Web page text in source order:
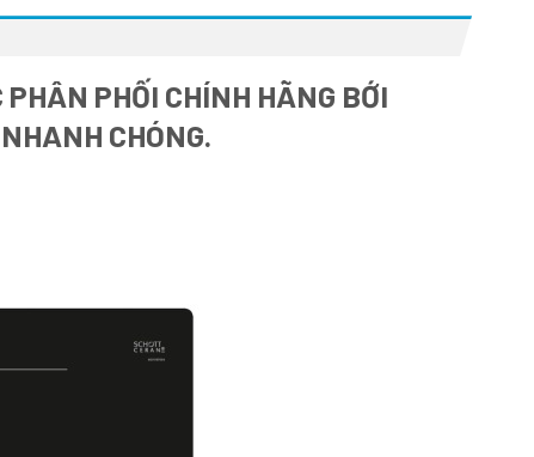
PHÂN PHỐI CHÍNH HÃNG BỚI
CHÓNG.